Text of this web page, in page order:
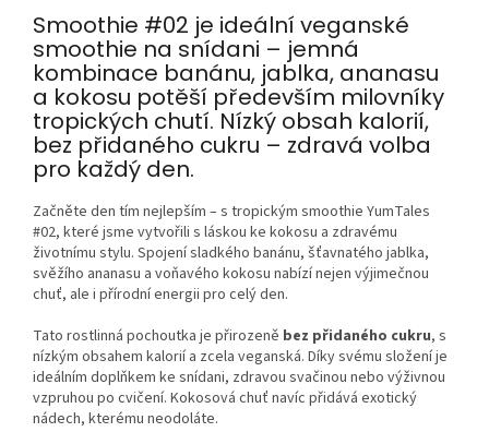
Smoothie #02 je ideální veganské
smoothie na snídani – jemná
kombinace banánu, jablka, ananasu
a kokosu potěší především milovníky
tropických chutí. Nízký obsah kalorií,
bez přidaného cukru – zdravá volba
pro každý den.
Začněte den tím nejlepším – s tropickým smoothie YumTales
#02, které jsme vytvořili s láskou ke kokosu a zdravému
životnímu stylu. Spojení sladkého banánu, šťavnatého jablka,
svěžího ananasu a voňavého kokosu nabízí nejen výjimečnou
chuť, ale i přírodní energii pro celý den.
Tato rostlinná pochoutka je přirozeně bez přidaného cukru, s
nízkým obsahem kalorií a zcela veganská. Díky svému složení je
ideálním doplňkem ke snídani, zdravou svačinou nebo výživnou
vzpruhou po cvičení. Kokosová chuť navíc přidává exotický
nádech, kterému neodoláte.